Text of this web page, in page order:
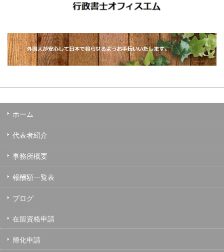
ホーム
代表者紹介
事務所概要
報酬額一覧表
ブログ
在留資格申請
帰化申請